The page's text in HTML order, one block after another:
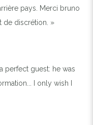
pays. Merci bruno
de discrétion. »
perfect guest: he was
I only wish I